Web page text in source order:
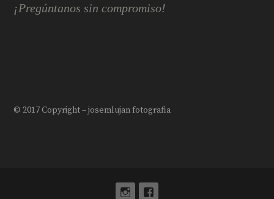
¡Pregúntanos sin compromiso!
© 2017 Copyright – josemlujan fotografia